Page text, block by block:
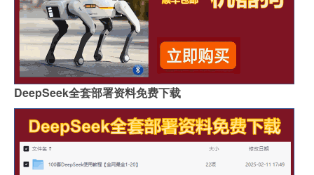
DeepSeek全套部署资料免费下载